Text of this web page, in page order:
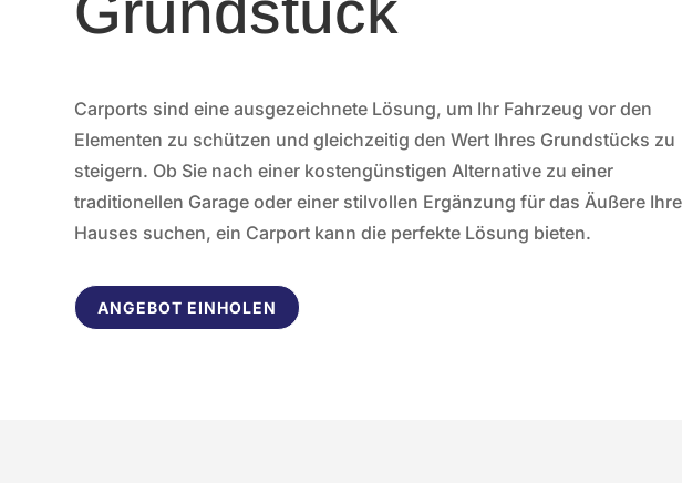
Carports sind eine ausgezeichnete Lösung, um Ihr Fahrzeug vor den
Elementen zu schützen und gleichzeitig den Wert Ihres Grundstücks zu
steigern. Ob Sie nach einer kostengünstigen Alternative zu einer
traditionellen Garage oder einer stilvollen Ergänzung für das Äußere
Hauses suchen, ein Carport kann die perfekte Lösung bieten.
ANGEBOT EINHOLEN